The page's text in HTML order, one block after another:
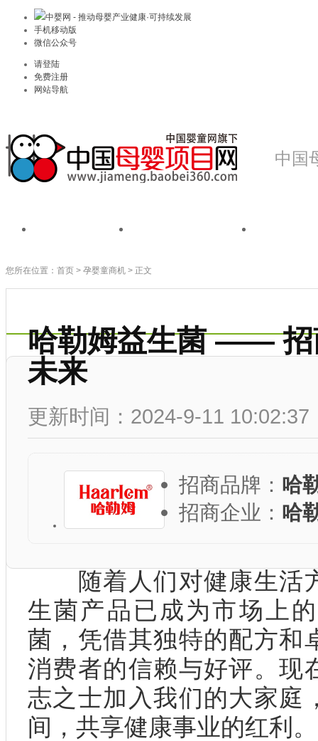
中婴网 - 推动母婴产业健康·可持续发展
手机移动版
微信公众号
请登陆
免费注册
网站导航
中国
您所在位置： 首页 > 孕婴童商机 > 正文
哈勒姆益生菌 —— 招
未来
更新时间：2024-9-11 10:02:37
招商品牌： 哈
招商企业： 哈
随着人们对健康生活
生菌产品已成为市场上
菌，凭借其独特的配方和
消费者的信赖与好评。现
志之士加入我们的大家庭
间，共享健康事业的红利。